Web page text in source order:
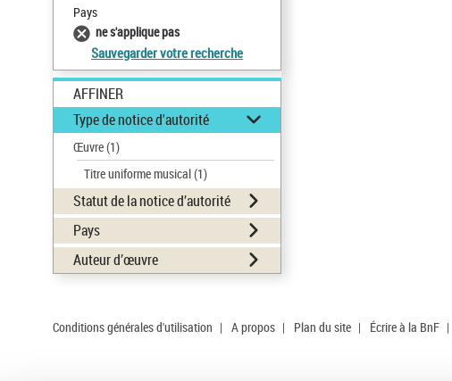
Pays
ne s'applique pas
Sauvegarder votre recherche
AFFINER
Type de notice d'autorité
Œuvre(1)
Titre uniforme musical(1)
Statut de la notice d’autorité
Pays
Auteur d’œuvre
Conditions générales d'utilisation | A propos | Plan du site | Écrire à la BnF |